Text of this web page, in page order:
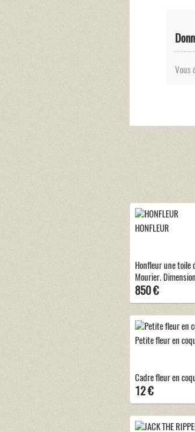
Vous
HONFLEUR
Honfleur une toile
Mourier.
850 €
Petite fleur en
Cadre fleur en
12 €